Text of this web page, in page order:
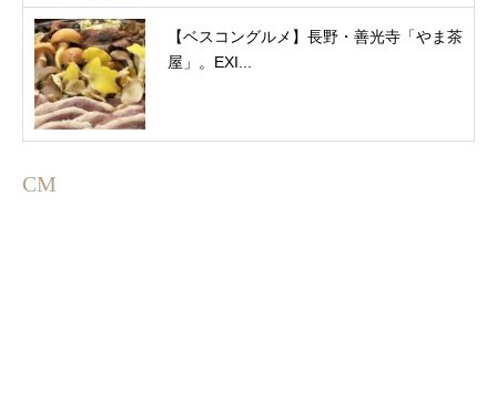
【ベスコングルメ】長野・善光寺「やま茶
屋」。EXI...
CM